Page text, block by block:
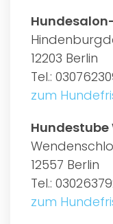
12203 Berlin
Tel.:
zum
12557 Berlin
Tel.:
zum